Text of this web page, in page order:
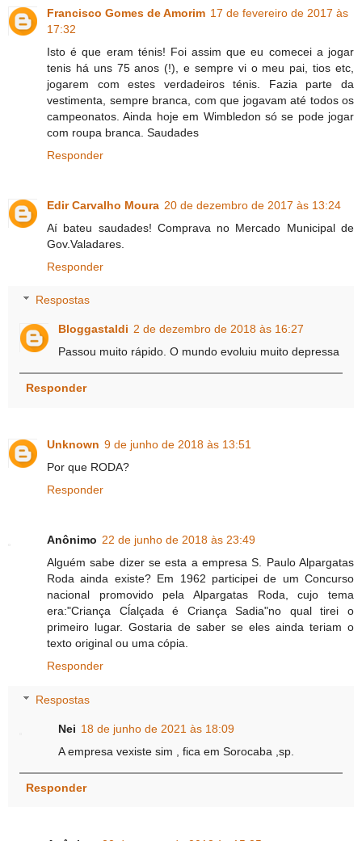
Francisco Gomes de Amorim 17 de fevereiro de 2017 às
17:32
Isto é que eram ténis! Foi assim que eu comecei a jogar
tenis há uns 75 anos (!), e sempre vi o meu pai, tios etc,
jogarem com estes verdadeiros ténis. Fazia parte da
vestimenta, sempre branca, com que jogavam até todos os
campeonatos. Ainda hoje em Wimbledon só se pode jogar
com roupa branca. Saudades
Responder
Edir Carvalho Moura 20 de dezembro de 2017 às 13:24
Aí bateu saudades! Comprava no Mercado Municipal de
Gov.Valadares.
Responder
Respostas
Bloggastaldi 2 de dezembro de 2018 às 16:27
Passou muito rápido. O mundo evoluiu muito depressa
Responder
Unknown 9 de junho de 2018 às 13:51
Por que RODA?
Responder
Anônimo 22 de junho de 2018 às 23:49
Alguém sabe dizer se esta a empresa S. Paulo Alpargatas
Roda ainda existe? Em 1962 participei de um Concurso
nacional promovido pela Alpargatas Roda, cujo tema
era:"Criança Cĺalçada é Criança Sadia"no qual tirei o
primeiro lugar. Gostaria de saber se eles ainda teriam o
texto original ou uma cópia.
Responder
Respostas
Nei 18 de junho de 2021 às 18:09
A empresa vexiste sim , fica em Sorocaba ,sp.
Responder